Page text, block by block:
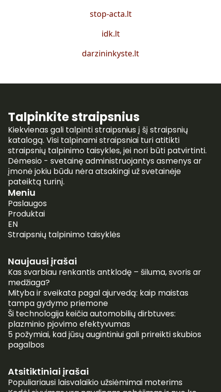
stop-acta.lt
idk.lt
darzininkyste.lt
Talpinkite straipsnius
Kiekvienas gali talpinti straipsnius į šį straipsnių
katalogą. Visi talpinami straipsniai turi atitikti
straipsnių talpinimo taisykles, jei nori būti patvirtinti.
Dėmesio - svetainę administruojantys asmenys ar
įmonė jokiu būdu nėra atsakingi už svetainėje
pateiktą turinį.
Meniu
Paslaugos
Produktai
EN
Straipsnių talpinimo taisyklės
Naujausi įrašai
Kas svarbiau renkantis antklodę – šiluma, svoris ar
medžiaga?
Mityba ir sveikata pagal ajurvedą: kaip maistas
tampa gydymo priemone
Ši technologija keičia automobilių dirbtuves:
plazminio pjovimo efektyvumas
5 požymiai, kad jūsų augintiniui gali prireikti skubios
pagalbos
Atsitiktiniai įrašai
Populiariausi laisvalaikio užsiėmimai moterims